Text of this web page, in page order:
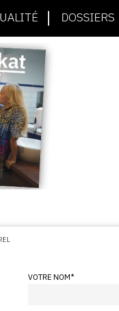
DOSSIERS
VOTRE NOM*